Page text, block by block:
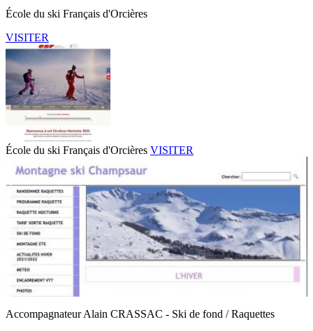
École du ski Français d'Orcières
VISITER
École du ski Français d'Orcières VISITER
Accompagnateur Alain CRASSAC - Ski de fond / Raquettes